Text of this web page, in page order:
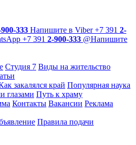
333 Напишите в Viber +7 391 2-
+7 391 2-900-333 @Напишите
Студия 7 Виды на жительство
закалялся край Популярная наука
глазами Путь к храму
Контакты Вакансии Реклама
Правила подачи